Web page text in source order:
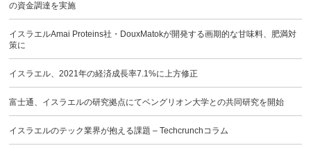
の資金調達を実施
イスラエルAmai Proteins社・DouxMatokが開発する画期的な甘味料、肥満対
策に
イスラエル、2021年の経済成長率7.1%に上方修正
富士通、イスラエルの研究拠点にてベングリオン大学との共同研究を開始
イスラエルのテック業界が抱える課題 – Techcrunchコラム